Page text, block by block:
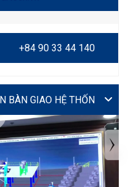
+84 90 33 44 140
NHẤT